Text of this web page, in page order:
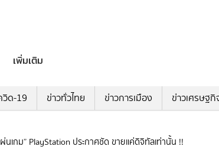
เพิ่มเติม
วิด-19 ข่าวทั่วไทย ข่าวการเมือง ข่าวเศรษฐกิ
นเกม” PlayStation ประกาศชัด ขายแค่ดิจิทัลเท่านั้น !!